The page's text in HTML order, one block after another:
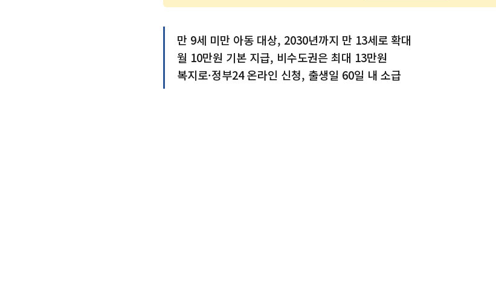
만 9세 미만 아동 대상, 2030년까지 만 13세로 확대
월 10만원 기본 지급, 비수도권은 최대 13만원
복지로·정부24 온라인 신청, 출생일 60일 내 소급